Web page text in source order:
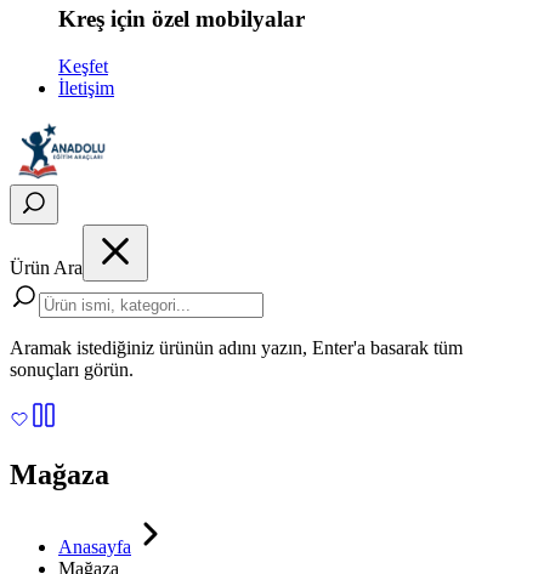
Kreş için özel mobilyalar
Keşfet
İletişim
Ürün Ara
Aramak istediğiniz ürünün adını yazın, Enter'a basarak tüm
sonuçları görün.
Mağaza
Anasayfa
Mağaza